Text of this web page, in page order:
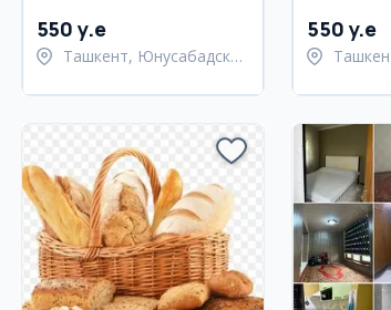
550 y.e
Ташкент, Юнусабадский
550 y.e